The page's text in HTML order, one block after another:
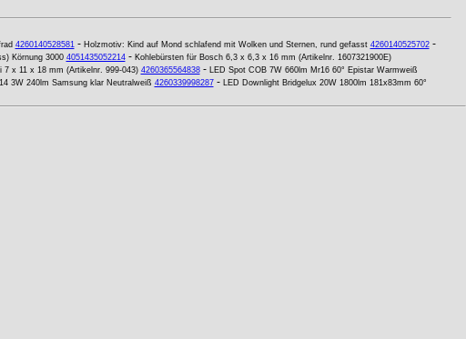
4260140528581- Holzmotiv: Kind auf Mond schlafend mit Wolken und Sternen, rund gefasst 4260140525702-
Körnung 3000 4051435052214- Kohlebürsten für Bosch 6,3 x 6,3 x 16 mm (Artikelnr. 1607321900E)
7 x 11 x 18 mm (Artikelnr. 999-043) 4260365564838- LED Spot COB 7W 660lm Mr16 60° Epistar Warmweiß
3W 240lm Samsung klar Neutralweiß 4260339998287- LED Downlight Bridgelux 20W 1800lm 181x83mm 60°